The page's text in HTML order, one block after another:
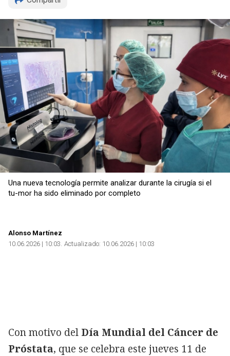
Una nueva tecnología permite analizar durante la cirugía si el
tu-mor ha sido eliminado por completo
Alonso Martínez
10.06.2026 | 10:03 Actualizado: 10.06.2026 | 10:03
Con motivo del Día Mundial del Cáncer de
Próstata, que se celebra este jueves 11 de